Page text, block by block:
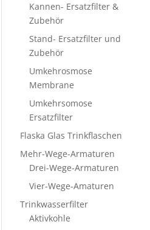
Kannen- Ersatzfilter &
Zubehör
Stand- Ersatzfilter und
Zubehör
Umkehrosmose
Membrane
Umkehrsomose
Ersatzfilter
Flaska Glas Trinkflaschen
Mehr-Wege-Armaturen
Drei-Wege-Armaturen
Vier-Wege-Amaturen
Trinkwasserfilter
Aktivkohle